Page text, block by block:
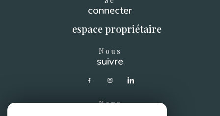
connecter
espace propriétaire
Nous
suivre
Nous